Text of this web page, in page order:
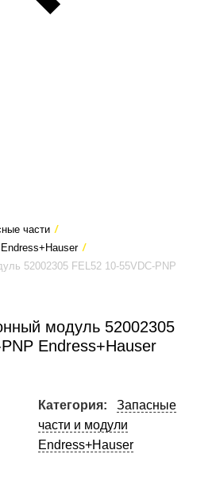
части /
/
52002305 FEL52 10-55VDC-PNP
модуль 52002305
Endress+Hauser
Категория:
Запасные
части и модули
Endress+Hauser